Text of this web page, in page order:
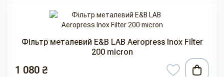
Фільтр металевий E&B LAB Aeropress Inox Filter
200 micron
1 080 ₴